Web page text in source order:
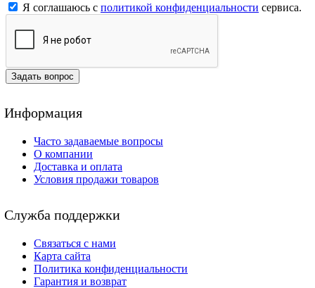
Я соглашаюсь с политикой конфиденциальности сервиса.
Задать вопрос
Информация
Часто задаваемые вопросы
О компании
Доставка и оплата
Условия продажи товаров
Служба поддержки
Связаться с нами
Карта сайта
Политика конфиденциальности
Гарантия и возврат